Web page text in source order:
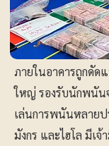
ภายในอาคารถูกดัด
ใหญ่ รองรับนักพนัน
เล่นการพนันหลายป
มังกร และไฮโล มีเ